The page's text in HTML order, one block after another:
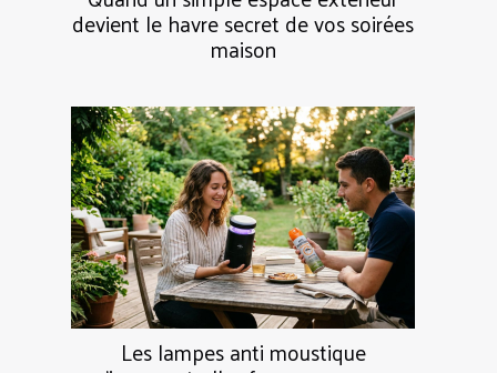
devient le havre secret de vos soirées
maison
Les lampes anti moustique